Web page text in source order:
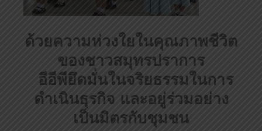
ด้วยความห่วงใยในคุณภาพชีวิต
ของชาวสมุทรปราการ
อีอีพียึดมั่นในจริยธรรมในการ
ดำเนินธุรกิจ และอยู่ร่วมอย่าง
เป็นมิตรกับชุมชน